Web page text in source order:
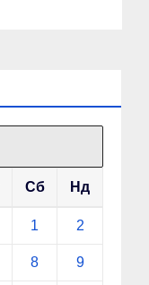
Сб Нд
1 2
8 9